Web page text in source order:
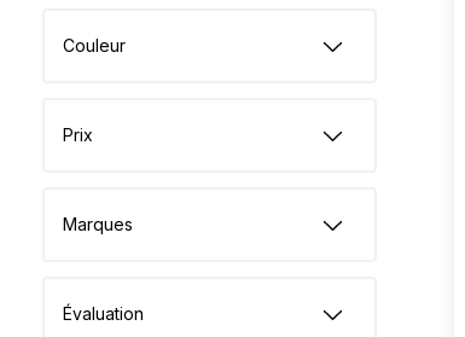
Couleur
Prix
Marques
Évaluation